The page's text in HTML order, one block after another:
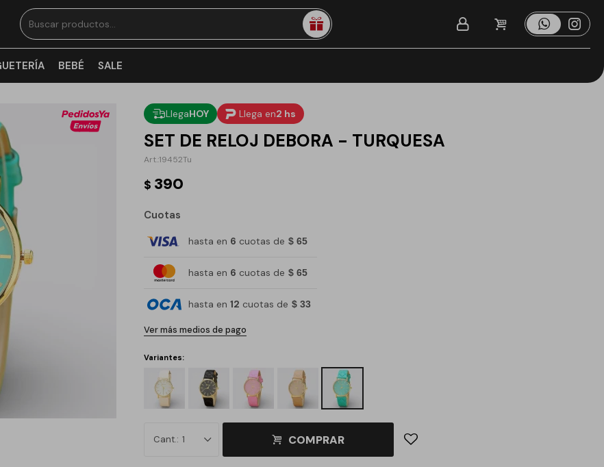
BEBÉ SALE
LlegaHOY Llega en2 hs
SET DE RELOJ DEBORA - TURQUESA
19452Tu
$ 390
Cuotas
hasta en 6 cuotas de $ 65
hasta en 6 cuotas de $ 65
hasta en 12 cuotas de $ 33
Ver más medios de pago
Variantes:
1 COMPRAR